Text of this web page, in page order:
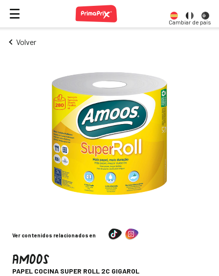
Cambiar de país
Volver
Ver contenidos relacionados en
AMOOS-
PAPEL COCINA SUPER ROLL 2C GIGAROL